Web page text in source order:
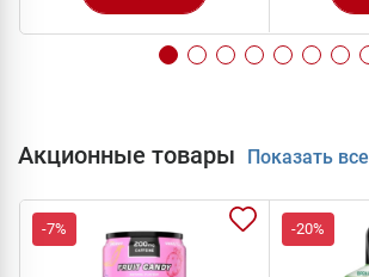
Акционные товары Показать все
-7% -20%